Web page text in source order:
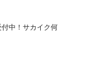
中！サカイク何